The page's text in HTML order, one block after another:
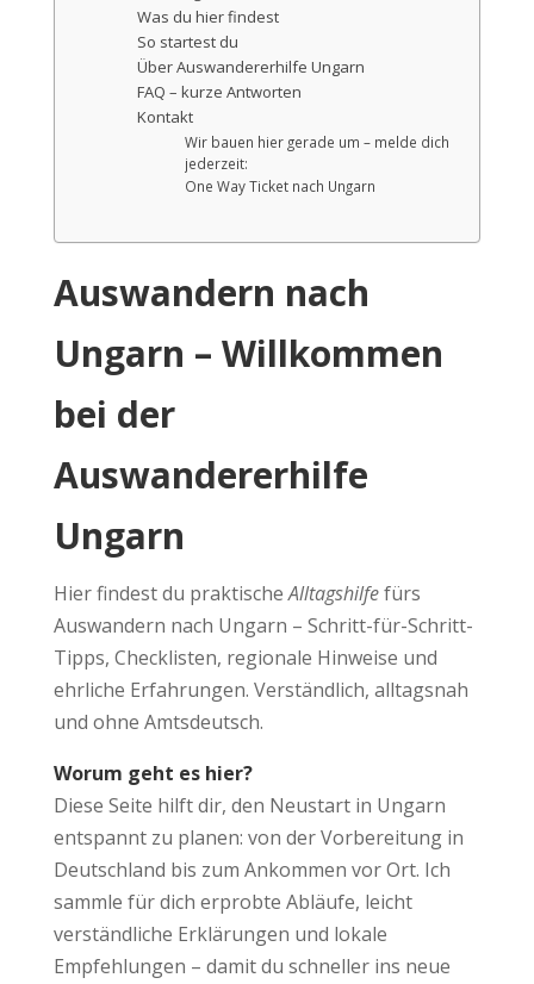
Was du hier findest
So startest du
Über Auswandererhilfe Ungarn
FAQ – kurze Antworten
Kontakt
Wir bauen hier gerade um – melde dich
jederzeit:
One Way Ticket nach Ungarn
Auswandern nach
Ungarn – Willkommen
bei der
Auswandererhilfe
Ungarn
Hier findest du praktischeAlltagshilfefürs
Auswandern nach Ungarn – Schritt-für-Schritt-
Tipps, Checklisten, regionale Hinweise und
ehrliche Erfahrungen. Verständlich, alltagsnah
und ohne Amtsdeutsch.
Worum geht es hier?
Diese Seite hilft dir, den Neustart in Ungarn
entspannt zu planen: von der Vorbereitung in
Deutschland bis zum Ankommen vor Ort. Ich
sammle für dich erprobte Abläufe, leicht
verständliche Erklärungen und lokale
Empfehlungen – damit du schneller ins neue